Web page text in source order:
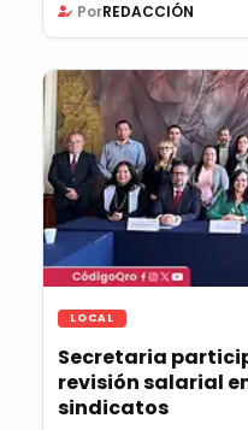
PorREDACCIÓN
LOCAL
Secretaria
revisión salarial
sindicatos